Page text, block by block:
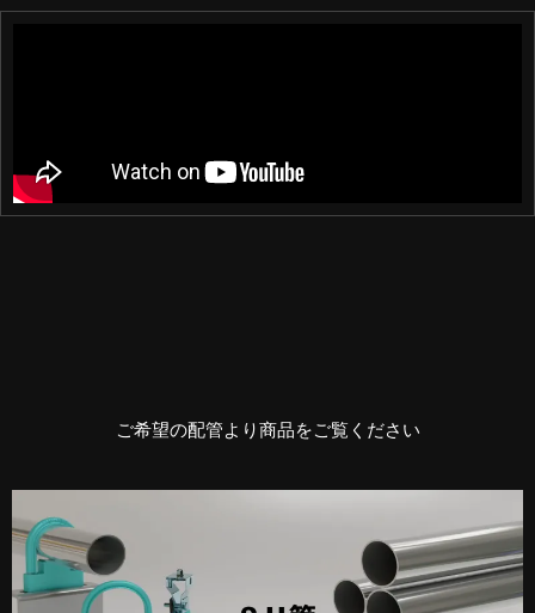
ご希望の配管より商品をご覧ください